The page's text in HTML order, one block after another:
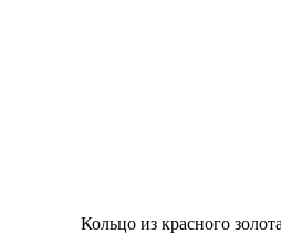
Кольцо из красного